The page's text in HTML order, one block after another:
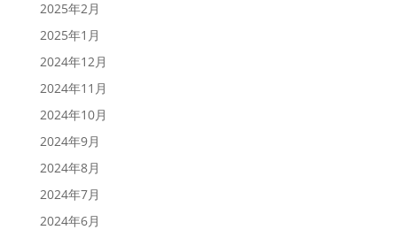
2025年2月
2025年1月
2024年12月
2024年11月
2024年10月
2024年9月
2024年8月
2024年7月
2024年6月